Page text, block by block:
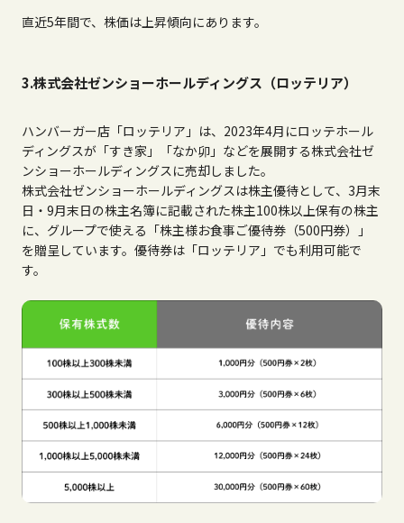
直近5年間で、株価は上昇傾向にあります。
3.株式会社ゼンショーホールディングス（ロッテリア）
ハンバーガー店「ロッテリア」は、2023年4月にロッテホール
ディングスが「すき家」「なか卯」などを展開する株式会社ゼ
ンショーホールディングスに売却しました。
株式会社ゼンショーホールディングスは株主優待として、3月末
日・9月末日の株主名簿に記載された株主100株以上保有の株主
に、グループで使える「株主様お食事ご優待券（500円券）」
を贈呈しています。優待券は「ロッテリア」でも利用可能で
す。